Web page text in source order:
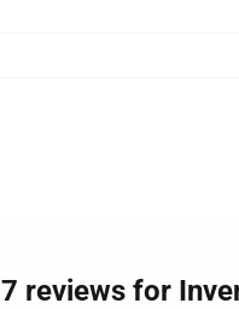
7 reviews for